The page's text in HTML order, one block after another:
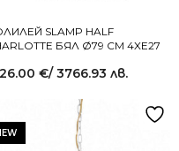
SLAMP HALF
БЯЛ Ø79 СМ 4XE27
€/ 3766.93 лв.